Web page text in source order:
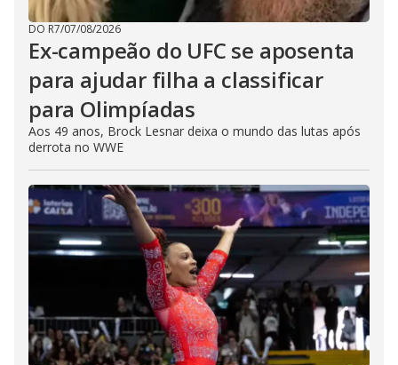
DO R7/07/08/2026
Ex-campeão do UFC se aposenta
para ajudar filha a classificar
para Olimpíadas
Aos 49 anos, Brock Lesnar deixa o mundo das lutas após
derrota no WWE